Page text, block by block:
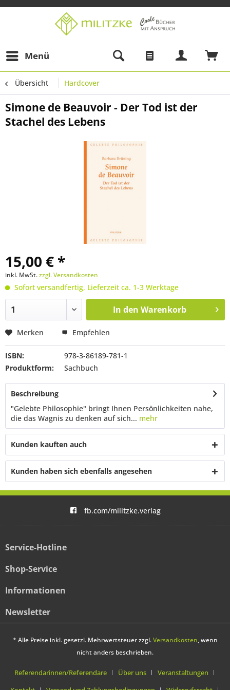
Menü
Übersicht Hardcover
Simone de Beauvoir - Der Tod ist der
Stachel des Lebens
15,00 € *
inkl. MwSt.zzgl. Versandkosten
Sofort versandfertig, Lieferzeit ca. 1-3 Werktage
In den Warenkorb
Merken Empfehlen
ISBN:
978-3-86189-781-1
Produktform:
Sachbuch
Beschreibung
"Gelebte Philosophie" bringt Ihnen Persönlichkeiten nahe,
die das Wagnis zu denken auf sich... mehr
Kunden kauften auch
Kunden haben sich ebenfalls angesehen
fb.com/militzke.verlag
Service-Hotline
Shop-Service
Informationen
Newsletter
* Alle Preise inkl. gesetzl. Mehrwertsteuer zzgl.Versandkosten, wenn
nicht anders beschrieben.
Referendarinnen/Referendare Über uns
Veranstaltungen